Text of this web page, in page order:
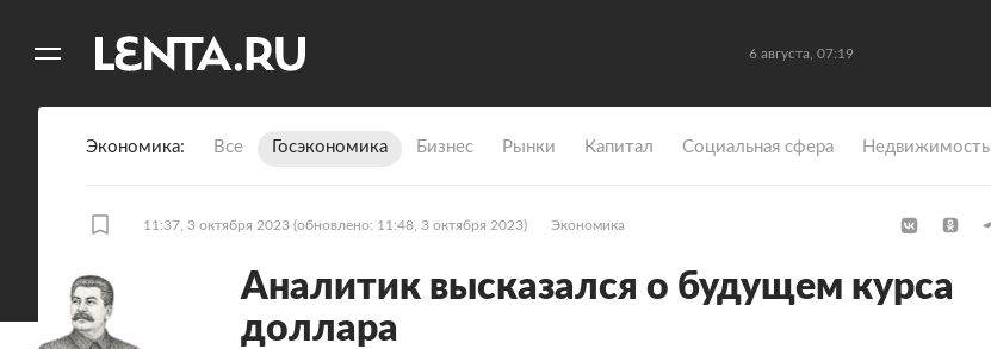
6 августа, 07:19
Экономика Все Госэкономика Бизнес Рынки Капитал Социальная сфера Недвижимость
11:37, 3 октября 2023 (обновлено: 11:48, 3 октября 2023) Экономика
Аналитик высказался о будущем курса
доллара